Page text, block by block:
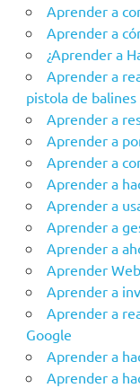
Aprender a
Aprender a
¿Aprender a
Aprender a
pistola de balines
Aprender a
Aprender a
Aprender a
Aprender a
Aprender a
Aprender a
Aprender a
Aprender
Aprender a
Aprender a
Google
Aprender a
Aprender a